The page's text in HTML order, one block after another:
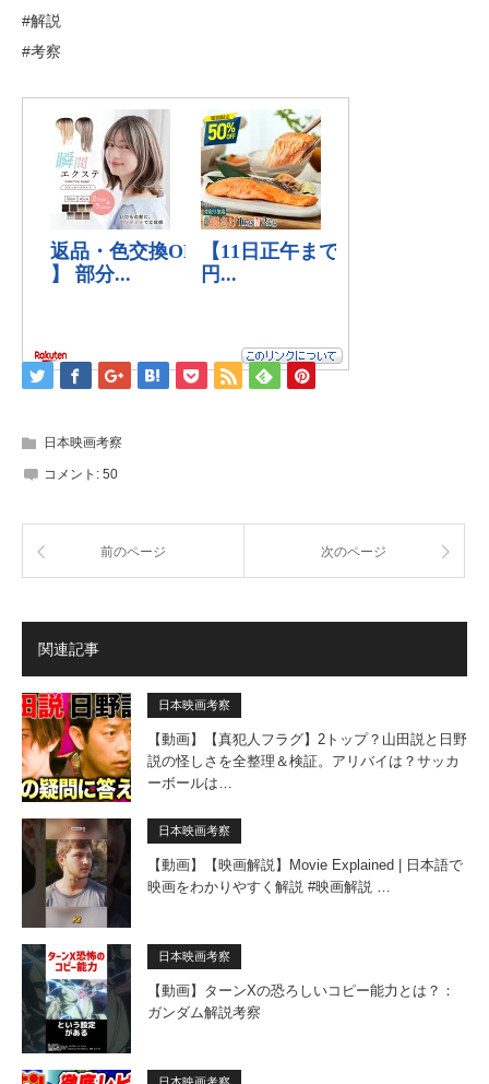
#解説
#考察
日本映画考察
コメント: 50
前のページ 次のページ
関連記事
日本映画考察
【動画】【真犯人フラグ】2トップ？山田説と日野
説の怪しさを全整理＆検証。アリバイは？サッカ
ーボールは…
日本映画考察
【動画】【映画解説】Movie Explained | 日本語で
映画をわかりやすく解説 #映画解説 …
日本映画考察
【動画】ターンXの恐ろしいコピー能力とは？：
ガンダム解説考察